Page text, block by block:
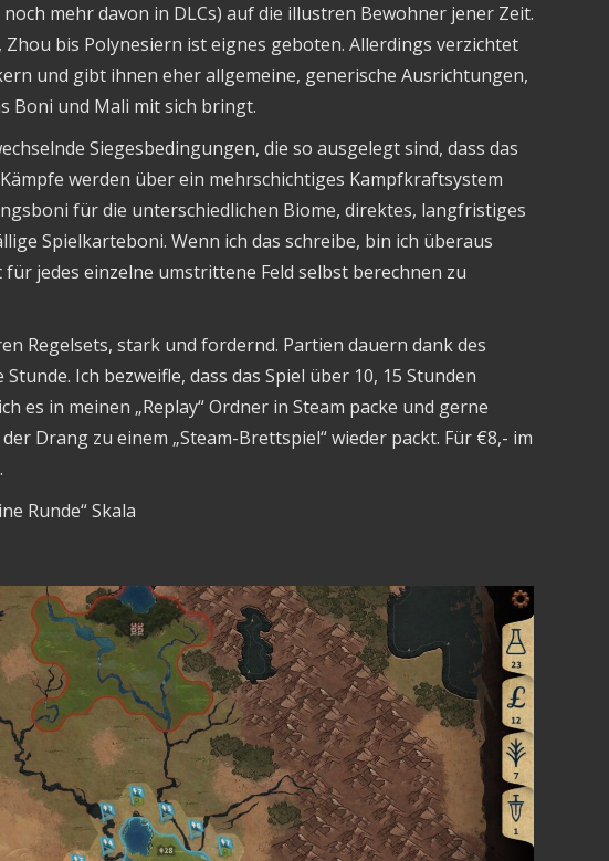
mehr davon in DLCs) auf die illustren Bewohner jener Zeit.
bis Polynesiern ist eignes geboten. Allerdings verzichtet
und gibt ihnen eher allgemeine, generische Ausrichtungen,
Boni und Mali mit sich bringt.
Siegesbedingungen, die so ausgelegt sind, dass das
werden über ein mehrschichtiges Kampfkraftsystem
für die unterschiedlichen Biome, direktes, langfristiges
Spielkarteboni. Wenn ich das schreibe, bin ich überaus
jedes einzelne umstrittene Feld selbst berechnen zu
Regelsets, stark und fordernd. Partien dauern dank des
Ich bezweifle, dass das Spiel über 10, 15 Stunden
es in meinen „Replay“ Ordner in Steam packe und gerne
Drang zu einem „Steam-Brettspiel“ wieder packt. Für €8,- im
Runde“ Skala